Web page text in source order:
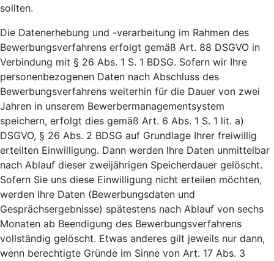
sollten.
Die Datenerhebung und -verarbeitung im Rahmen des
Bewerbungsverfahrens erfolgt gemäß Art. 88 DSGVO in
Verbindung mit § 26 Abs. 1 S. 1 BDSG. Sofern wir Ihre
personenbezogenen Daten nach Abschluss des
Bewerbungsverfahrens weiterhin für die Dauer von zwei
Jahren in unserem Bewerbermanagementsystem
speichern, erfolgt dies gemäß Art. 6 Abs. 1 S. 1 lit. a)
DSGVO, § 26 Abs. 2 BDSG auf Grundlage Ihrer freiwillig
erteilten Einwilligung. Dann werden Ihre Daten unmittelbar
nach Ablauf dieser zweijährigen Speicherdauer gelöscht.
Sofern Sie uns diese Einwilligung nicht erteilen möchten,
werden Ihre Daten (Bewerbungsdaten und
Gesprächsergebnisse) spätestens nach Ablauf von sechs
Monaten ab Beendigung des Bewerbungsverfahrens
vollständig gelöscht. Etwas anderes gilt jeweils nur dann,
wenn berechtigte Gründe im Sinne von Art. 17 Abs. 3